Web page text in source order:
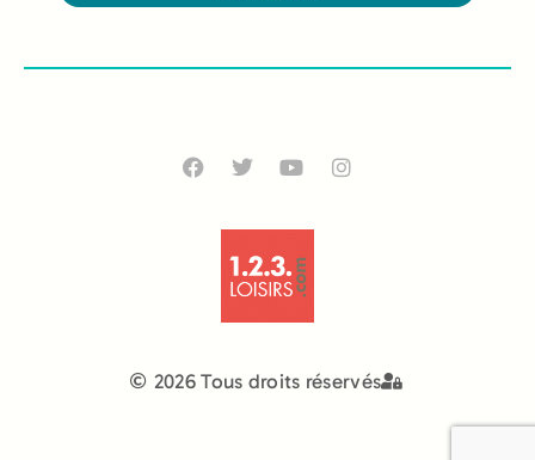
2026 Tous droits réservés